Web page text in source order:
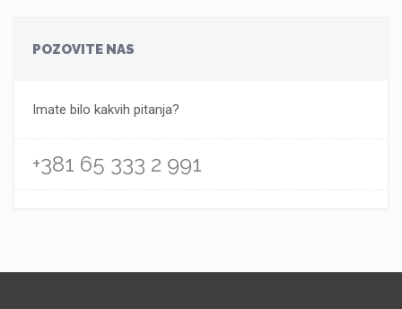
POZOVITE NAS
Imate bilo kakvih pitanja?
+381 65 333 2 991